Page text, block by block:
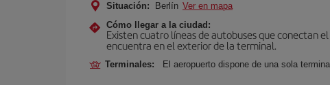
Situación: Berlín Ver en mapa
Cómo llegar a la ciudad:
Existen cuatro líneas de autobuses que conectan
encuentra en el exterior de la terminal.
Terminales: El aeropuerto dispone de una sola